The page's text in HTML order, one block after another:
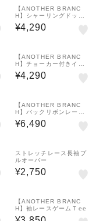
【ANOTHER BRANC
H】シャーリングドッキ
ングペプラムブラウス
¥4,290
【ANOTHER BRANC
H】チョーカー付きイレ
ヘムキャミチュニック
¥4,290
【ANOTHER BRANC
H】バックリボンレース
フレアーパンツ
¥6,490
ストレッチレース長袖プ
ルオーバー
¥2,750
【ANOTHER BRANC
H】袖レースゲームＴee